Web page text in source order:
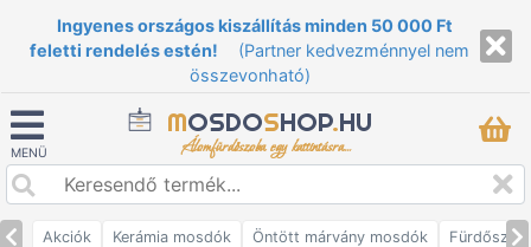
Ingyenes országos kiszállítás minden 50 000 Ft
feletti rendelés estén!
(Partner kedvezménnyel nem
összevonható)
MENÜ
MOSDOSHOP.HU
Álomfürdőszoba egy kattintásra...
Akciók Kerámia mosdók Öntött márvány mosdók